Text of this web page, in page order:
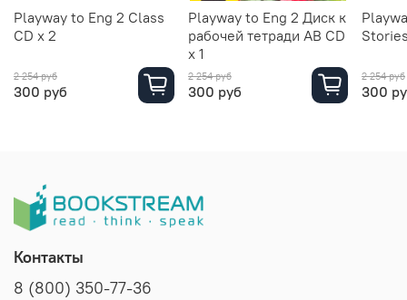
Playway to Eng 2 Class
CD x 2
2 254 руб
300 руб
Playway to Eng 2 Диск к
рабочей тетради AB CD
x 1
2 254 руб
300 руб
2 254 руб
300
Контакты
8 (800) 350-77-36